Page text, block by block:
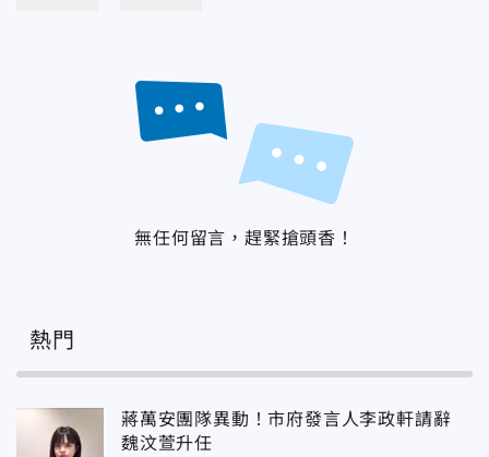
無任何留言，趕緊搶頭香！
熱門
蔣萬安團隊異動！市府發言人李政軒請辭
魏汶萱升任